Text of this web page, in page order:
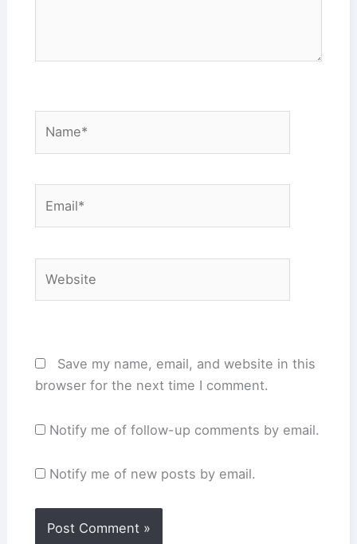
Save my name, email, and website in this
browser for the next time I comment.
Notify me of follow-up comments by email.
Notify me of new posts by email.